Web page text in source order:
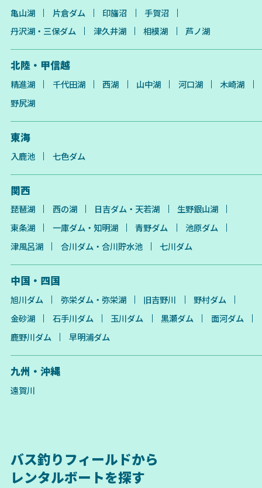
亀山湖
片倉ダム 印旛沼
手賀沼
丹沢湖・三保ダム
津久井湖 相模湖 芦ノ湖
北陸・甲信越
精進湖 千代田湖 西湖 山中湖 河口湖
木崎湖
野尻湖
東海
入鹿池 七色ダム
関西
琵琶湖 西の湖 日吉ダム・天若湖
生野銀山湖
東条湖
一庫ダム・知明湖 青野ダム
池原ダム
津風呂湖
合川ダム・合川貯水池 七川ダム
中国・四国
旭川ダム 弥栄ダム・弥栄湖 旧吉野川
野村ダム
金砂湖
石手川ダム 玉川ダム 黒瀬ダム
面河ダム
鹿野川ダム
早明浦ダム
九州・沖縄
遠賀川
バス釣りフィールドから
レンタルボートを探す